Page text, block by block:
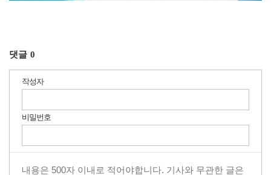
댓글 0
작성자
비밀번호